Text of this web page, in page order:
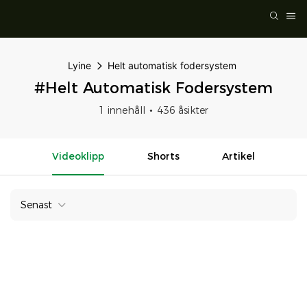
Lyine Helt automatisk fodersystem
#Helt Automatisk Fodersystem
1 innehåll 436 åsikter
Videoklipp Shorts Artikel
Senast